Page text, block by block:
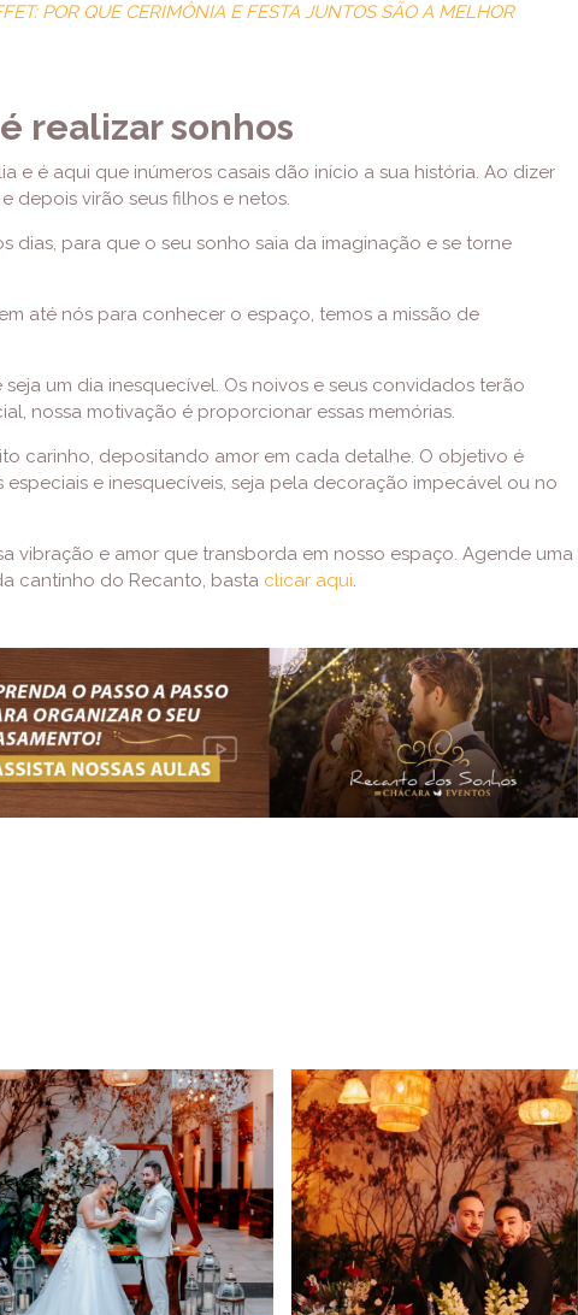
POR QUE CERIMÔNIA E FESTA JUNTOS SÃO A MELHOR
realizar sonhos
e é aqui que inúmeros casais dão início a sua história. Ao dizer
depois virão seus filhos e netos.
dias, para que o seu sonho saia da imaginação e se torne
até nós para conhecer o espaço, temos a missão de
um dia inesquecível. Os noivos e seus convidados terão
nossa motivação é proporcionar essas memórias.
carinho, depositando amor em cada detalhe. O objetivo é
e inesquecíveis, seja pela decoração impecável ou no
vibração e amor que transborda em nosso espaço. Agende uma
cantinho do Recanto, basta clicar aqui